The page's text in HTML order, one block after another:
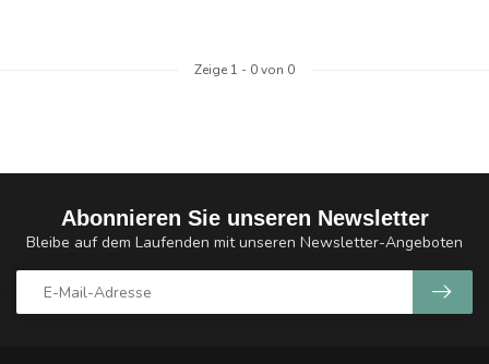
Zeige 1 - 0von 0
Abonnieren Sie unseren Newsletter
Bleibe auf dem Laufenden mit unseren Newsletter-Angeboten